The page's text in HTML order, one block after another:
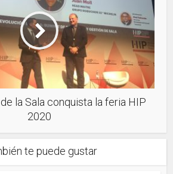
la Sala conquista la feria HIP
2020
te puede gustar